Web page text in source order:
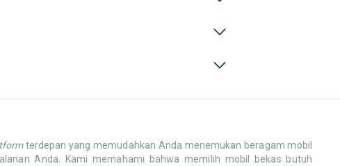
terdepan yang memudahkan Anda menemukan beragam mobil
Anda. Kami memahami bahwa memilih mobil bekas butuh